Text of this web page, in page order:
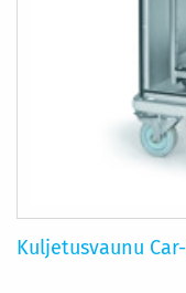
Kuljetusvaunu